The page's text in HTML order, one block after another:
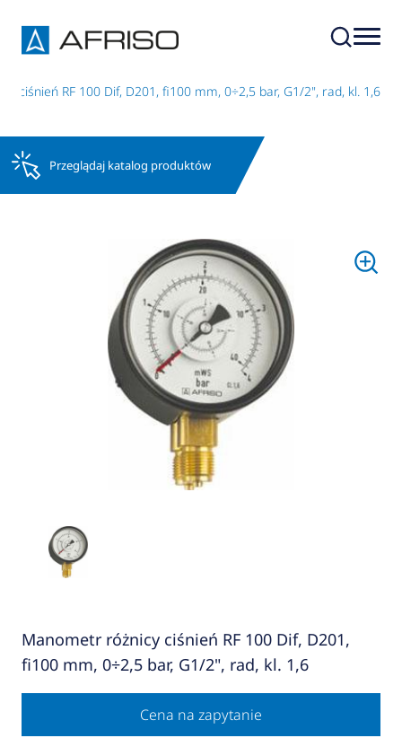
ciśnień RF 100 Dif, D201, fi100 mm, 0÷2,5 bar, G1/2", rad, kl. 1,6
Przeglądaj katalog produktów
Manometr różnicy ciśnień RF 100 Dif, D201,
fi100 mm, 0÷2,5 bar, G1/2", rad, kl. 1,6
Cena na zapytanie